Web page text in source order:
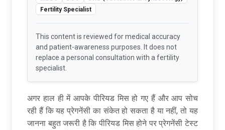
Fertility Specialist
This content is reviewed for medical accuracy
and patient-awareness purposes. It does not
replace a personal consultation with a fertility
specialist.
अगर हाल ही में आपके पीरियड मिस हो गए हैं और आप सोच
रही हैं कि यह प्रेगनेंसी का संकेत हो सकता है या नहीं, तो यह
जानना बहुत जरूरी है कि पीरियड मिस होने पर प्रेगनेंसी टेस्ट